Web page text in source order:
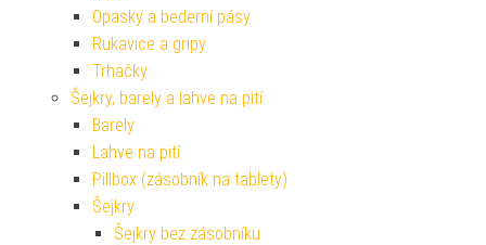
Opasky a bederní pásy
Rukavice a gripy
Trhačky
Šejkry, barely a lahve na pití
Barely
Lahve na pití
Pillbox (zásobník na tablety)
Šejkry
Šejkry bez zásobníku